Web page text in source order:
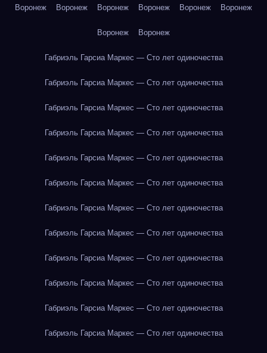
Воронеж Воронеж Воронеж Воронеж Воронеж Воронеж
Воронеж Воронеж
Габриэль Гарсиа Маркес — Сто лет одиночества
Габриэль Гарсиа Маркес — Сто лет одиночества
Габриэль Гарсиа Маркес — Сто лет одиночества
Габриэль Гарсиа Маркес — Сто лет одиночества
Габриэль Гарсиа Маркес — Сто лет одиночества
Габриэль Гарсиа Маркес — Сто лет одиночества
Габриэль Гарсиа Маркес — Сто лет одиночества
Габриэль Гарсиа Маркес — Сто лет одиночества
Габриэль Гарсиа Маркес — Сто лет одиночества
Габриэль Гарсиа Маркес — Сто лет одиночества
Габриэль Гарсиа Маркес — Сто лет одиночества
Габриэль Гарсиа Маркес — Сто лет одиночества